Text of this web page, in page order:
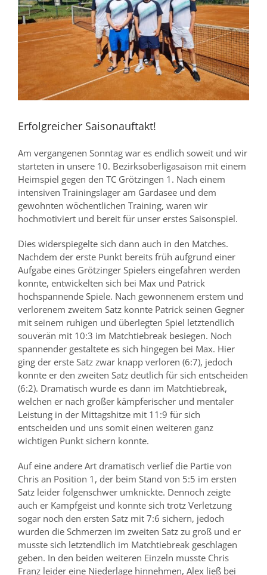
Erfolgreicher Saisonauftakt!
Am vergangenen Sonntag war es endlich soweitund wir
starteten in unsere 10. Bezirksoberligasaison mit einem
Heimspiel gegen den TC Grötzingen 1. Nach einem
intensiven Trainingslager am Gardasee und dem
gewohnten wöchentlichen Training, waren wir
hochmotiviert und bereit für unser erstes Saisonspiel.
Dies widerspiegelte sich dann auch in den Matches.
Nachdem der erste Punkt bereits früh aufgrund einer
Aufgabe eines Grötzinger Spielers eingefahren werden
konnte, entwickelten sich bei Max und Patrick
hochspannende Spiele. Nach gewonnenem erstem und
verlorenem zweitem Satzkonnte Patrick seinen Gegner
mit seinem ruhigen und überlegten Spiel letztendlich
souverän mit 10:3 im Matchtiebreak besiegen. Noch
spannender gestaltetees sich hingegen bei Max. Hier
ging der erste Satz zwar knapp verloren (6:7), jedoch
konnte er den zweiten Satz deutlich für sich entscheiden
(6:2). Dramatisch wurde es dann im Matchtiebreak,
welchen er nach großer kämpferischer und mentaler
Leistung in der Mittagshitze mit 11:9 für sich
entscheiden und uns somit einen weiteren ganz
wichtigen Punkt sichern konnte.
Auf eine andere Art dramatisch verlief die Partie von
Chris an Position 1, der beim Stand von 5:5 im ersten
Satz leider folgenschwer umknickte. Dennoch zeigte
auch er Kampfgeist und konnte sich trotz Verletzung
sogar noch den ersten Satz mit 7:6 sichern, jedoch
wurden die Schmerzen im zweiten Satz zu groß und er
musste sich letztendlich im Matchtiebreak geschlagen
geben. In den beiden weiteren Einzeln musste Chris
Franz leider eine Niederlage hinnehmen, Alex ließbei